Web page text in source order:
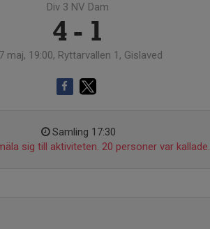
Div 3 NV Dam
4 - 1
maj, 19:00, Ryttarvallen 1, Gislaved
Samling 17:30
sig till aktiviteten. 20 personer var kallade.